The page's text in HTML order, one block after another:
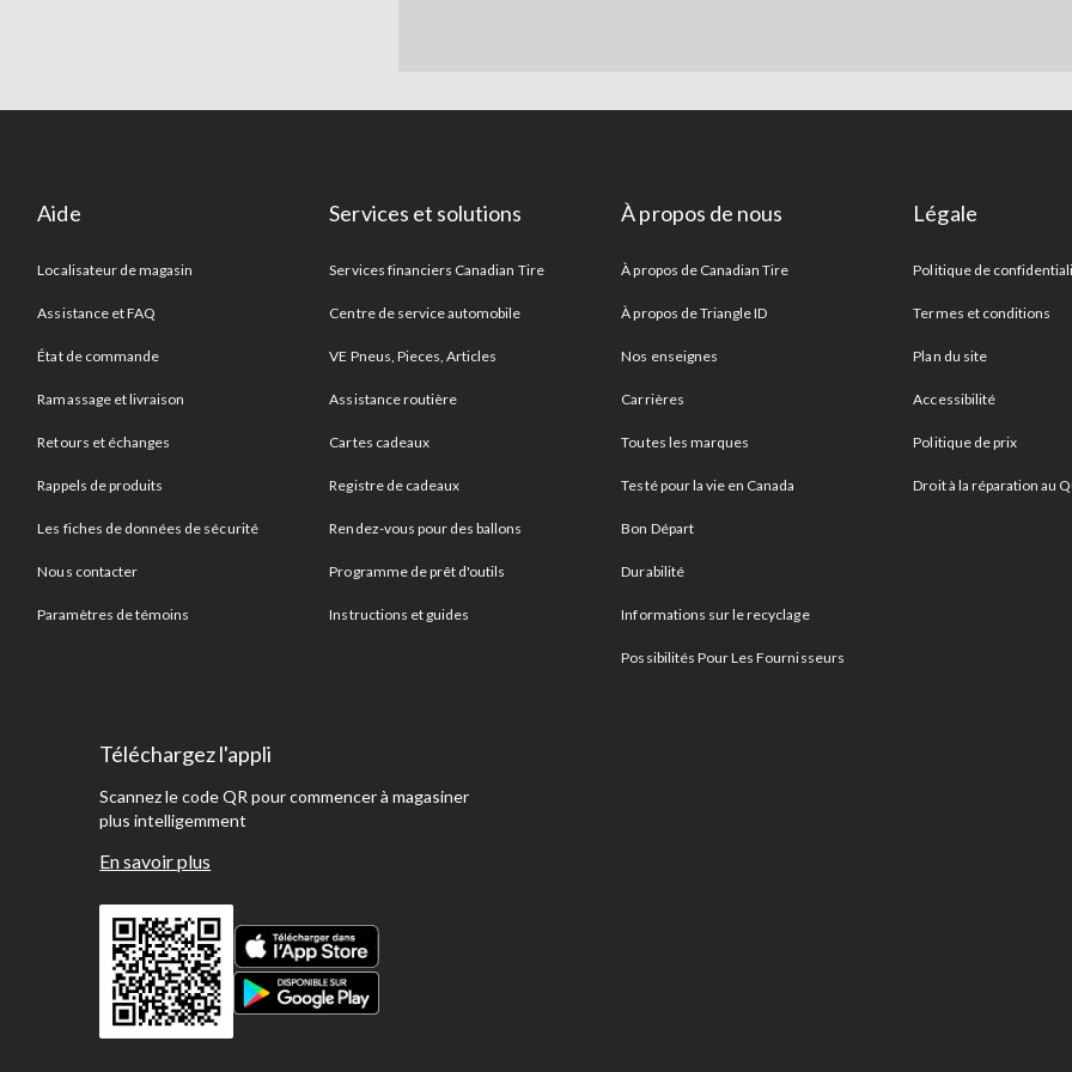
Aide
Localisateur de magasin
Assistance et FAQ
État de commande
Ramassage et livraison
Retours et échanges
Rappels de produits
Les fiches de données de sécurité
Nous contacter
Paramètres de témoins
Services et solutions
Services financiers Canadian Tire
Centre de service automobile
VE Pneus, Pieces, Articles
Assistance routière
Cartes cadeaux
Registre de cadeaux
Rendez-vous pour des ballons
Programme de prêt d'outils
Instructions et guides
À propos de nous
À propos de Canadian Tire
À propos de Triangle ID
Nos enseignes
Carrières
Toutes les marques
Testé pour la vie en Canada
Bon Départ
Durabilité
Informations sur le recyclage
Possibilités Pour Les Fournisseurs
Légale
Politique de
Termes et conditions
Plan du site
Accessibilité
Politique de prix
Droit à la réparation au
Téléchargez l'appli
Scannez le code QR pour commencer à magasiner
plus intelligemment
En savoir plus